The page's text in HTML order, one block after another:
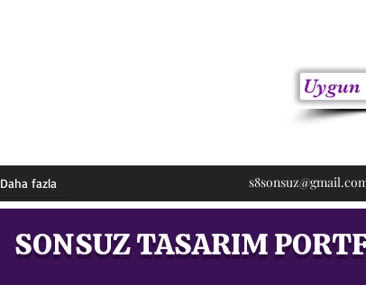
Daha fazla
SONSUZ TASARIM